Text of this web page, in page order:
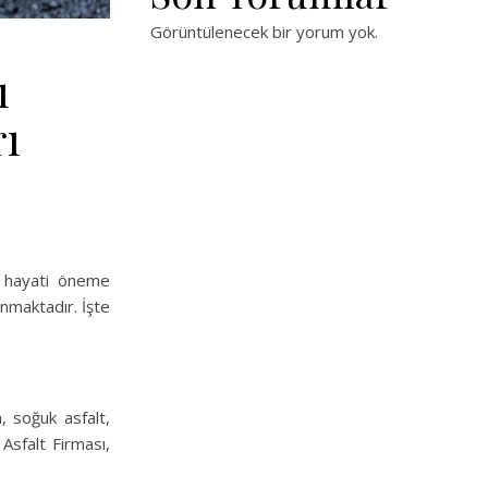
öneme
İşte
soğuk asfalt,
Firması,
Görüntülenecek bir yorum yok.